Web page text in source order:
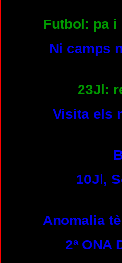
Futbol: pa
Ni camps
23Jl:
Visita els
10Jl,
Anomalia
2ª ONA